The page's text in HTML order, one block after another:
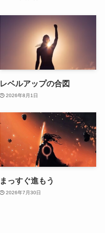
レベルアップの合図
2026年8月1日
まっすぐ進もう
2026年7月30日